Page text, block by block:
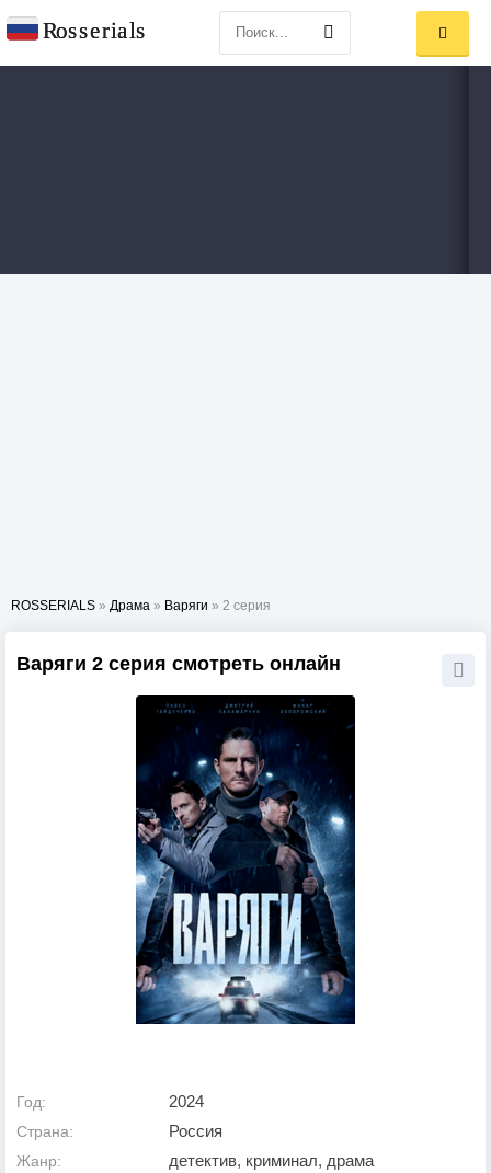
ROSSERIALS » Драма » Варяги » 2 серия
Варяги 2 серия смотреть онлайн
Год: 2024
Страна: Россия
Жанр: детектив, криминал, драма